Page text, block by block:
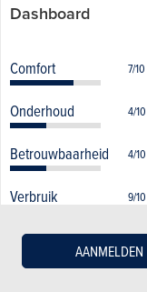
AANMELDEN
Dashboard
Comfort 7/10
Onderhoud 4/10
Betrouwbaarheid 4/10
Verbruik 9/10
Uitrusting 9/10